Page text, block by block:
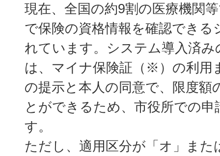
現在、全国の約9割の医療機関
で保険の資格情報を確認できる
れています。システム導入済み
は、マイナ保険証（※）の利用
の提示と本人の同意で、限度額
とができるため、市役所での申
す。
ただし、適用区分が「オ」また